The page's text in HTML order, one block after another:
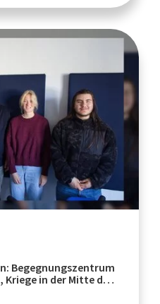
Begegnungszentrum
Kriege in der Mitte der